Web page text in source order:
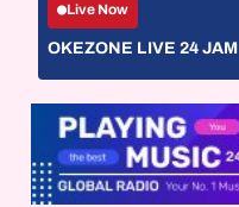
Live Now
OKEZONE LIVE 24 JAM